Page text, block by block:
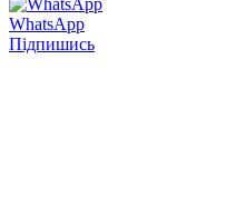
WhatsApp
Підпишись